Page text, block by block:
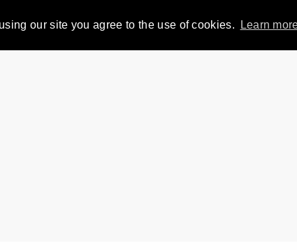
our site you agree to the use of cookies. Learn